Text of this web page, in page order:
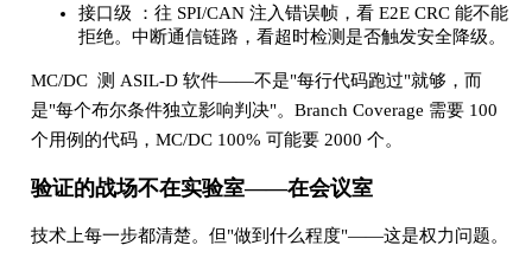
接口级 ：往 SPI/CAN 注入错误帧，看 E2E CRC 能不能
拒绝。中断通信链路，看超时检测是否触发安全降级。
MC/DC 测 ASIL-D 软件——不是"每行代码跑过"就够，而
是"每个布尔条件独立影响判决"。Branch Coverage 需要 100
个用例的代码，MC/DC 100% 可能要 2000 个。
验证的战场不在实验室——在会议室
技术上每一步都清楚。但"做到什么程度"——这是权力问题。